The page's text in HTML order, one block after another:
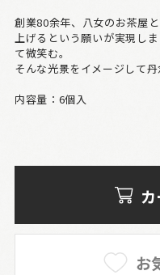
創業80余年、八女のお茶屋
上げるという願いが実現し
て微笑む。
そんな光景をイメージして丹
内容量：6個入
お